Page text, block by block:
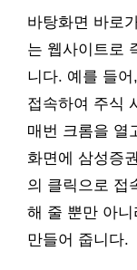
바탕화면 바로
는 웹사이트로
니다. 예를 들어
접속하여 주식
매번 크롬을 열
화면에 삼성증
의 클릭으로 접
해 줄 뿐만 아
만들어 줍니다.